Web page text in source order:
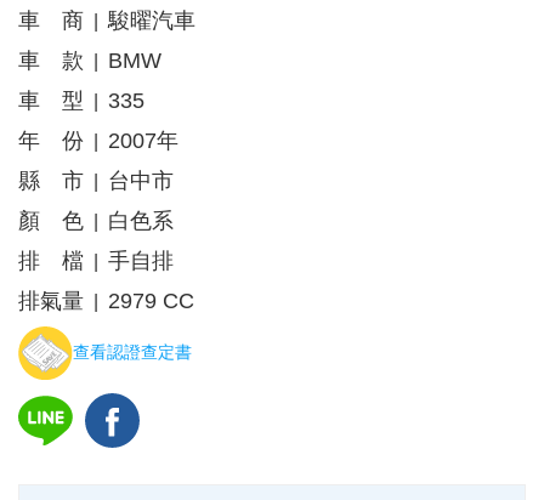
車 商
駿曜汽車
車 款
BMW
車 型
335
年 份
2007年
縣 市
台中市
顏 色
白色系
排 檔
手自排
排氣量
2979 CC
查看認證查定書